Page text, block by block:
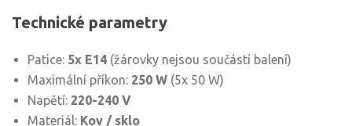
Technické parametry
Patice: 5x E14 (žárovky nejsou součástí balení)
Maximální příkon: 250 W (5x 50 W)
Napětí: 220-240 V
Materiál: Kov / sklo